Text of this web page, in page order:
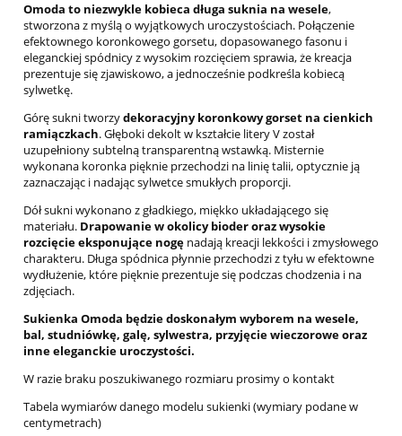
Omoda to niezwykle kobieca długa suknia na wesele,
stworzona z myślą o wyjątkowych uroczystościach. Połączenie
efektownego koronkowego gorsetu, dopasowanego fasonu i
eleganckiej spódnicy z wysokim rozcięciem sprawia, że kreacja
prezentuje się zjawiskowo, a jednocześnie podkreśla kobiecą
sylwetkę.
Górę sukni tworzydekoracyjny koronkowy gorset na cienkich
ramiączkach. Głęboki dekolt w kształcie litery V został
uzupełniony subtelną transparentną wstawką. Misternie
wykonana koronka pięknie przechodzi na linię talii, optycznie ją
zaznaczając i nadając sylwetce smukłych proporcji.
Dół sukni wykonano z gładkiego, miękko układającego się
materiału. Drapowanie w okolicy bioder oraz wysokie
rozcięcie eksponujące nogę nadają kreacji lekkości i zmysłowego
charakteru. Długa spódnica płynnie przechodzi z tyłu w efektowne
wydłużenie, które pięknie prezentuje się podczas chodzenia i na
zdjęciach.
Sukienka Omoda będzie doskonałym wyborem na wesele,
bal, studniówkę, galę, sylwestra, przyjęcie wieczorowe oraz
inne eleganckie uroczystości.
W razie braku poszukiwanego rozmiaru prosimy o kontakt
Tabela wymiarów danego modelu sukienki (wymiary podane w
centymetrach)